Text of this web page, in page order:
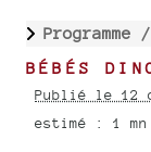
Programme /
BÉBÉS
Publié le 12
estimé : 1